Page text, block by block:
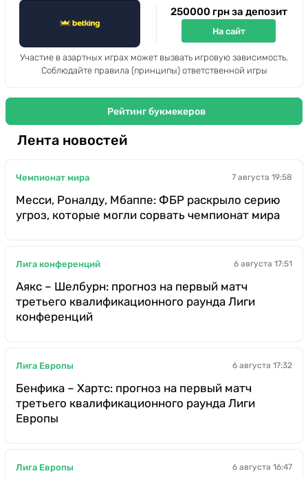
250000 грн за депозит
На сайт
Участие в азартных играх может вызвать игровую зависимость.
Соблюдайте правила (принципы) ответственной игры
Рейтинг букмекеров
Лента новостей
Чемпионат мира 7 августа 19:58
Месси, Роналду, Мбаппе: ФБР раскрыло серию
угроз, которые могли сорвать чемпионат мира
Лига конференций 6 августа 17:51
Аякс – Шелбурн: прогноз на первый матч
третьего квалификационного раунда Лиги
конференций
Лига Европы 6 августа 17:32
Бенфика – Хартс: прогноз на первый матч
третьего квалификационного раунда Лиги
Европы
Лига Европы 6 августа 16:47